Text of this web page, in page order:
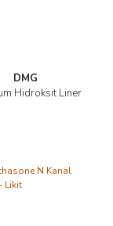
DMG
Hidroksit Liner